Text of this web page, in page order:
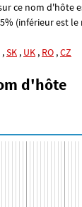
ce nom d'hôte
(inférieur est
,SK , UK , RO ,CZ
d'hôte